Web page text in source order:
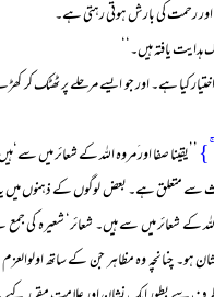
اور رحمت کی بارش ہوتی رہتی ہے۔
ہدایت یافتہ ہیں۔‘‘
ہے۔ اور جو ایسے مرحلے پر ٹھٹک کر کھڑے
ۚ} ’’یقینا صفا اور َمروہ اللہ کے شعائر میں
ہے۔ بعض لوگوں کے ذہنوں میں یہ
کے شعائر میں سے ہیں۔ شعائر‘ شعیرہ کی
چنانچہ وہ مظاہر جن کے ساتھ اولوالعزم